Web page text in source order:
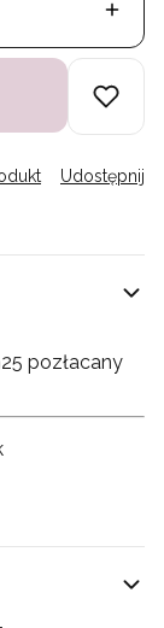
Udostępnij
pozłacany